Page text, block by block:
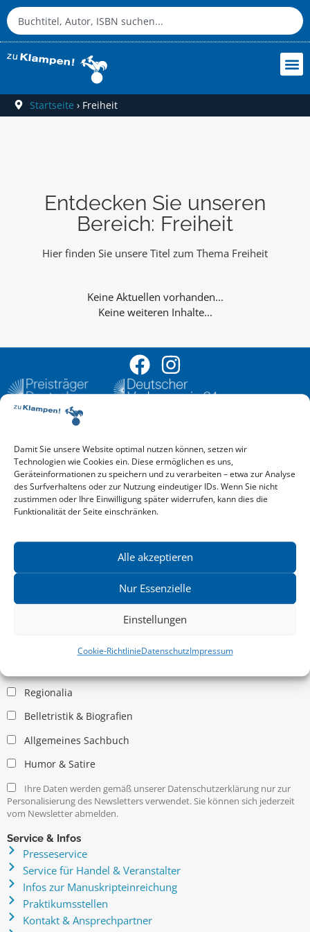
Damit Sie unsere Website optimal nutzen können, setzen wir
Technologien wie Cookies ein. Diese ermöglichen es uns,
Geräteinformationen zu speichern und zu verarbeiten – etwa zur Analyse
des Surfverhaltens oder zur Nutzung eindeutiger IDs. Wenn Sie nicht
zustimmen oder Ihre Einwilligung später widerrufen, kann dies die
Funktionalität der Seite einschränken.
Alle akzeptieren
Nur Essenzielle
Einstellungen
Cookie-RichtlinieDatenschutzImpressum
Startseite › Freiheit
Entdecken Sie unseren
Bereich: Freiheit
Hier finden Sie unsere Titel zum Thema Freiheit
Keine weiteren Inhalte...
Aktuelle Vorschau
Entdecken Sie das aktuelle zu-Klampen!-Verlagsprogramm.
Hier finden Sie die Verlagsvorschau – einfach direkt online
reinlesen oder herunterladen.
Download: Vorschau zu Klampen! Herbst 2026
Mehr aktuelle Vorschauen ansehen
News zu aktuellen Neuheiten und Nachrichten im zu Klampen!
Verlag – jederzeit wieder abbestellbar.
Kritische Theorie / Philosophie
Regionalia
Belletristik & Biografien
Allgemeines Sachbuch
Humor & Satire
Ihre Daten werden gemäß unserer Datenschutzerklärung nur zur
Personalisierung des Newsletters verwendet. Sie können sich jederzeit
vom Newsletter abmelden.
Service & Infos
Presseservice
Service für Handel & Veranstalter
Infos zur Manuskripteinreichung
Praktikumsstellen
Kontakt & Ansprechpartner